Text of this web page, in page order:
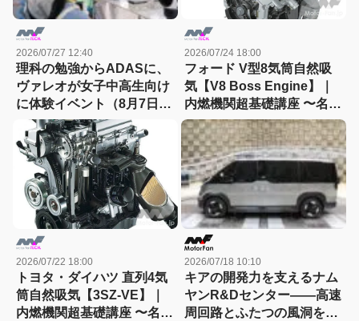
2026/07/27 12:40
理科の勉強からADASに、
ヴァレオが女子中高生向け
に体験イベント（8月7日締
切）
2026/07/24 18:00
フォード V型8気筒自然吸
気【V8 Boss Engine】｜
内燃機関超基礎講座 〜名作
エンジン図鑑
2026/07/22 18:00
トヨタ・ダイハツ 直列4気
筒自然吸気【3SZ-VE】｜
内燃機関超基礎講座 〜名作
2026/07/18 10:10
キアの開発力を支えるナム
ヤンR&Dセンター――高速
周回路とふたつの風洞を訪